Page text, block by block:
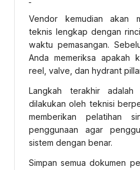
Vendor kemudian akan
teknis lengkap dengan
waktu pemasangan.
Anda memeriksa apakah
reel, valve, dan hydrant
Langkah terakhir
dilakukan oleh teknisi
memberikan pelatihan
penggunaan agar
sistem dengan benar.
Simpan semua dokumen